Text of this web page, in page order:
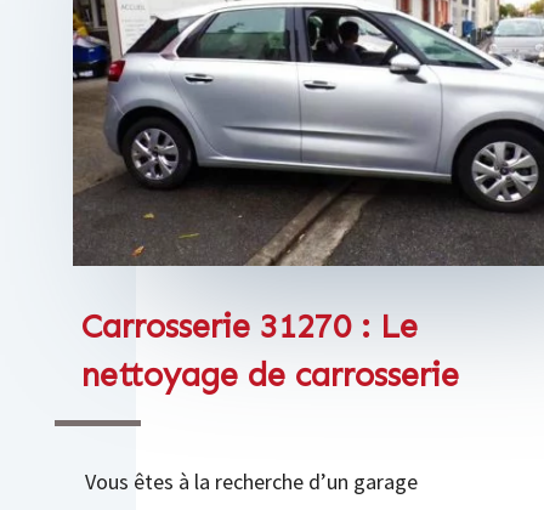
Carrosserie 31270 : Le
nettoyage de carrosserie
Vous êtes à la recherche d’un garage